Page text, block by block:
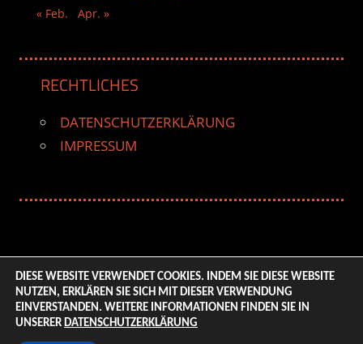
« Feb.
Apr. »
RECHTLICHES
DATENSCHUTZERKLÄRUNG
IMPRESSUM
© 2026 ENTERTAINMENT BASE – Life & Style Magazine.
All Rights Reserved. | Based on
DIESE WEBSITE VERWENDET COOKIES. INDEM SIE DIESE WEBSITE
NUTZEN, ERKLÄREN SIE SICH MIT DIESER VERWENDUNG
EINVERSTANDEN. WEITERE INFORMATIONEN FINDEN SIE IN
UNSERER DATENSCHUTZERKLÄRUNG